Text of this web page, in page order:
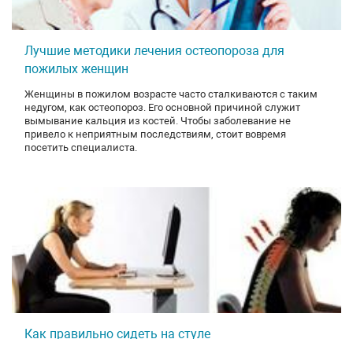
Лучшие методики лечения остеопороза для
пожилых женщин
Женщины в пожилом возрасте часто сталкиваются с таким
недугом, как остеопороз. Его основной причиной служит
вымывание кальция из костей. Чтобы заболевание не
привело к неприятным последствиям, стоит вовремя
посетить специалиста.
Как правильно сидеть на стуле